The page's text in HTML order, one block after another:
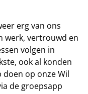
erg van ons
werk, vertrouwd en
volgen in
ook al konden
op onze Wil
de groepsapp